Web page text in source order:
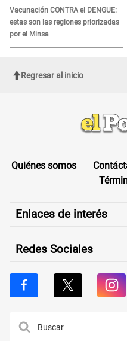
Vacunación CONTRA el DENGUE:
estas son las regiones priorizadas
por el Minsa
Regresar al inicio
Quiénes somos
Enlaces de interés
Redes Sociales